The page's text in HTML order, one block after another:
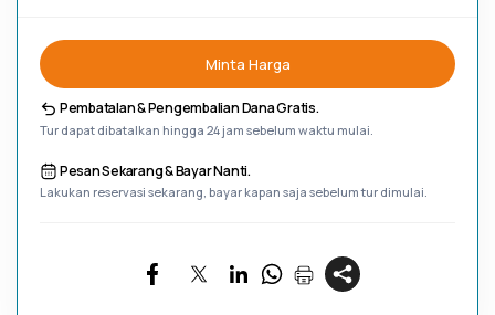
Minta Harga
Pembatalan & Pengembalian Dana Gratis.
Tur dapat dibatalkan hingga 24 jam sebelum waktu mulai.
Pesan Sekarang & Bayar Nanti.
Lakukan reservasi sekarang, bayar kapan saja sebelum tur dimulai.